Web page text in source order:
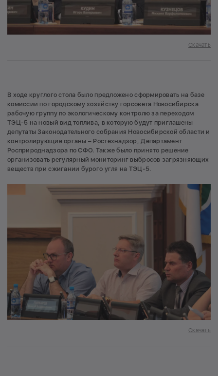
Скачать
В ходе круглого стола было предложено сформировать на базе
комиссии по городскому хозяйству горсовета Новосибирска
рабочую группу по экологическому контролю за переходом
ТЭЦ-5 на новый вид топлива, в которую будут приглашены
депутаты Законодательного собрания Новосибирской области и
контролирующие органы – Ростехнадзор, Департамент
Росприроднадзора по СФО. Также было принято решение
организовать регулярный мониторинг выбросов загрязняющих
веществ при сжигании бурого угля на ТЭЦ-5.
Скачать